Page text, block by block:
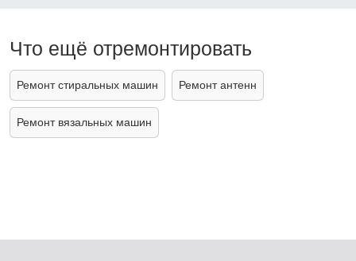
Что ещё отремонтировать
Ремонт стиральных машин Ремонт антенн
Ремонт вязальных машин